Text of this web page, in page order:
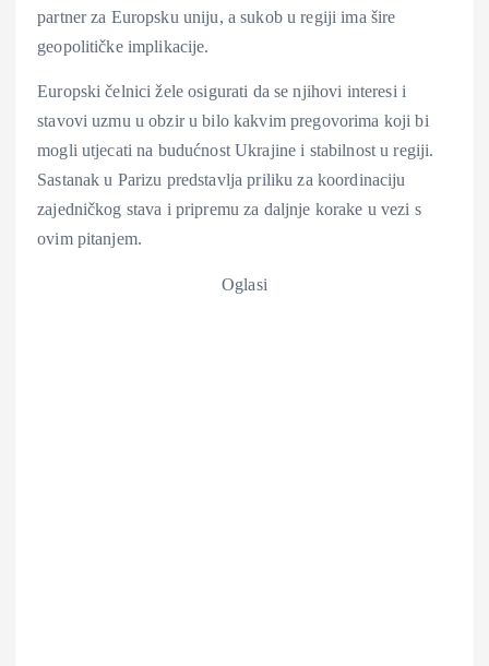
partner za Europsku uniju, a sukob u regiji ima šire
geopolitičke implikacije.
Europski čelnici žele osigurati da se njihovi interesi i
stavovi uzmu u obzir u bilo kakvim pregovorima koji bi
mogli utjecati na budućnost Ukrajine i stabilnost u regiji.
Sastanak u Parizu predstavlja priliku za koordinaciju
zajedničkog stava i pripremu za daljnje korake u vezi s
ovim pitanjem.
Oglasi